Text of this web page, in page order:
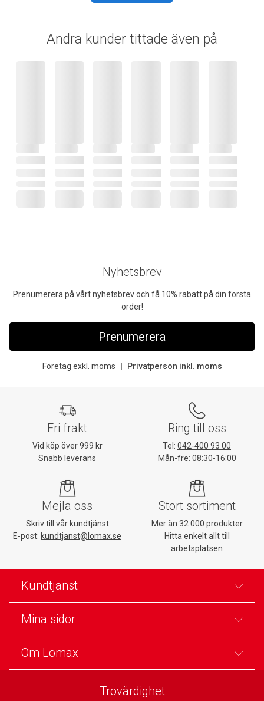
Andra kunder tittade även på
Nyhetsbrev
Prenumerera på vårt nyhetsbrev och få 10% rabatt på din första
order!
Prenumerera
Företag exkl. moms Privatperson inkl. moms
Fri frakt
Vid köp över 999 kr
Snabb leverans
Ring till oss
Tel: 042-400 93 00
Mån-fre: 08:30-16:00
Mejla oss
Skriv till vår kundtjänst
E-post: kundtjanst@lomax.se
Stort sortiment
Mer än 32 000 produkter
Hitta enkelt allt till
arbetsplatsen
Kundtjänst
Mina sidor
Om Lomax
Trovärdighet